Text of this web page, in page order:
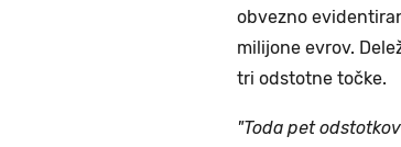
obvezno
milijone evrov.
tri odstotne točke.
"Toda pet